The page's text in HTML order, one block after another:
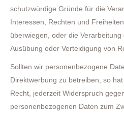
schutzwürdige Gründe für die
Interessen, Rechten und
überwiegen, oder die Verarbeitung
Ausübung oder Verteidigung von
Sollten wir personenbezogene
Direktwerbung zu betreiben, so
Recht, jederzeit Widerspruch
personenbezogenen Daten zum